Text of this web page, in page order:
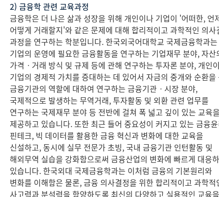
2) 금융학 관련 교육과정
금융학은 더 나은 삶과 성장을 위해 개인이나 기업이 '어떠한, 언
어떻게 거래할지'와 같은 문제에 대해 합리적이고 과학적인 의사
과정을 연구하는 학분입니다. 한국외국어대학교 국제금융학과는
기업의 운영에 필요한 금융활동을 연구하는 기업재무 분야, 자산
가격ㆍ거래 방식 및 규제 등에 관해 연구하는 투자론 분야, 개인
기업의 경제적 가치를 증대하는 데 있어서 자금의 중개와 순환을
금융기관의 역할에 대하여 연구하는 금융기관ㆍ시장 분야,
국제적으로 발생하는 무역거래, 투자활동 및 외환 관련 업무를
연구하는 국제재무 분야 등 전반에 걸쳐 폭 넓고 깊이 있는 교육
제공하고 있습니다. 또한 최근 들어 중요성이 커지고 있는 금융
핀테크, 빅 데이터를 활용한 금융 혁신과 변화에 대한 교육을
신설하고, 동시에 실무 전문가 초빙, 국내 금융기관 인턴활동 및
해외무역 실습을 강화함으로써 금융산업의 변화에 빠르게 대응
있습니다. 한국외대 국제금융학과는 이처럼 금융의 기본원리와
변화를 이해함은 물론, 금융 의사결정을 위한 합리적이고 과학적
사고력과 분석력을 함양하도록 최신의 다양하고 실용적인 교육을